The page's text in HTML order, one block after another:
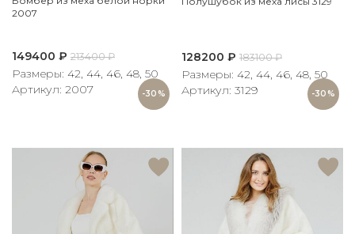
-30%
2007
149400 ₽ 213400₽
Размеры: 42, 44, 46, 48, 50
Артикул: 2007
-30%
128200 ₽ 183100₽
Размеры: 42, 44, 46, 48, 50
Артикул: 3129